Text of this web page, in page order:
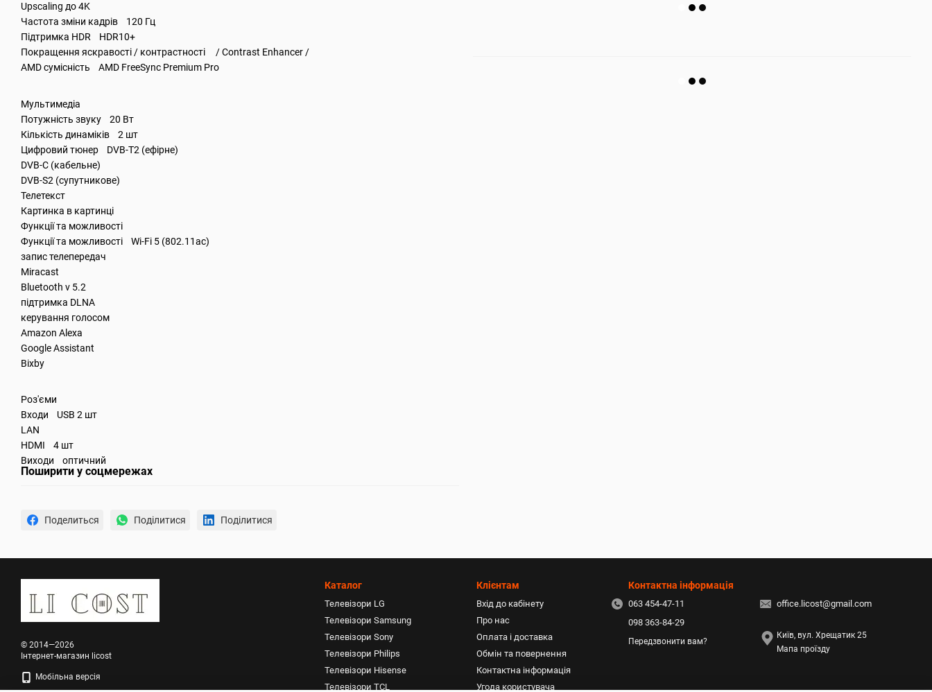
Upscaling до 4K
Частота зміни кадрів 120 Гц
Підтримка HDR HDR10+
Покращення яскравості / контрастності / Contrast Enhancer /
AMD сумісність AMD FreeSync Premium Pro
Мультимедіа
Потужність звуку 20 Вт
Кількість динаміків 2 шт
Цифровий тюнер DVB-T2 (ефірне)
DVB-C (кабельне)
DVB-S2 (супутникове)
Телетекст
Картинка в картинці
Функції та можливості
Функції та можливості Wi-Fi 5 (802.11ac)
запис телепередач
Miracast
Bluetooth v 5.2
підтримка DLNA
керування голосом
Amazon Alexa
Google Assistant
Bixby
Роз'єми
Входи USB 2 шт
LAN
HDMI 4 шт
Виходи оптичний
Поширити у соцмережах
Поделиться Поділитися Поділитися
© 2014—2026
Інтернет-магазин licost
Мобільна версія
Каталог
Телевізори LG
Телевізори Samsung
Телевізори Sony
Телевізори Philips
Телевізори Hisense
Телевізори TCL
Клієнтам
Вхід до кабінету
Про нас
Оплата і доставка
Обмін та повернення
Контактна інформація
Угода користувача
Контактна інформація
063 454-47-11
098 363-84-29
Передзвонити вам?
office.licost@gmail.com
Київ, вул. Хрещатик 25
Мапа проїзду